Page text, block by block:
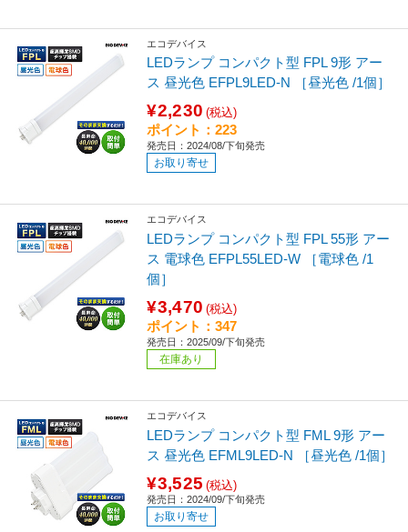
エコデバイス
LEDランプ コンパクト型 FPL 9形 アー
ス 昼光色 EFPL9LED-N ［昼光色 /1個］
¥2,230 (税込)
ポイント：223
発売日：2024/08/下旬発売
お取り寄せ
エコデバイス
LEDランプ コンパクト型 FPL 55形 アー
ス 電球色 EFPL55LED-W ［電球色 /1
個］
¥3,470 (税込)
ポイント：347
発売日：2025/09/下旬発売
在庫あり
エコデバイス
LEDランプ コンパクト型 FML 9形 アー
ス 昼光色 EFML9LED-N ［昼光色 /1個］
¥3,525 (税込)
発売日：2024/09/下旬発売
お取り寄せ